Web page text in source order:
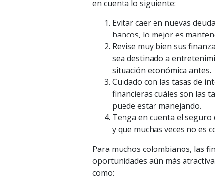
en cuenta lo siguiente:
Evitar caer en nuevas
bancos, lo mejor es
Revise muy bien sus
sea destinado a
situación económica antes.
Cuidado con las tasas de
financieras cuáles son las
puede estar manejando.
Tenga en cuenta el
y que muchas veces no es
Para muchos colombianos, las
oportunidades aún más
como: